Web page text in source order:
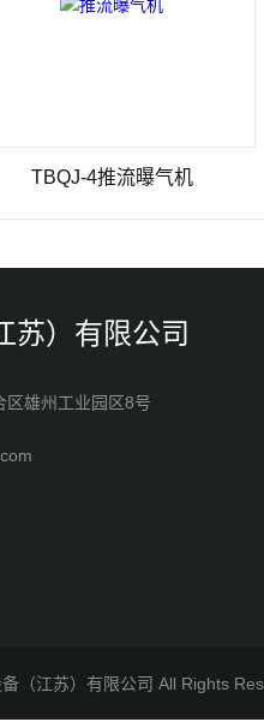
4推流曝气机
苏）有限公司
区雄州工业园区8号
备（江苏）有限公司 All Rights